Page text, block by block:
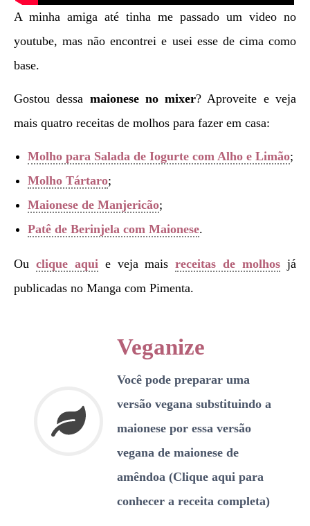
A minha amiga até tinha me passado um video no
youtube, mas não encontrei e usei esse de cima como
base.
Gostou dessa maionese no mixer? Aproveite e veja
mais quatro receitas de molhos para fazer em casa:
Molho para Salada de Iogurte com Alho e Limão;
Molho Tártaro;
Maionese de Manjericão;
Patê de Berinjela com Maionese.
Ou clique aqui e veja maisreceitas de molhos já
publicadas no Manga com Pimenta.
Veganize
Você pode preparar uma
versão vegana substituindo a
maionese por essa versão
vegana de maionese de
amêndoa (Clique aqui para
conhecer a receita completa)